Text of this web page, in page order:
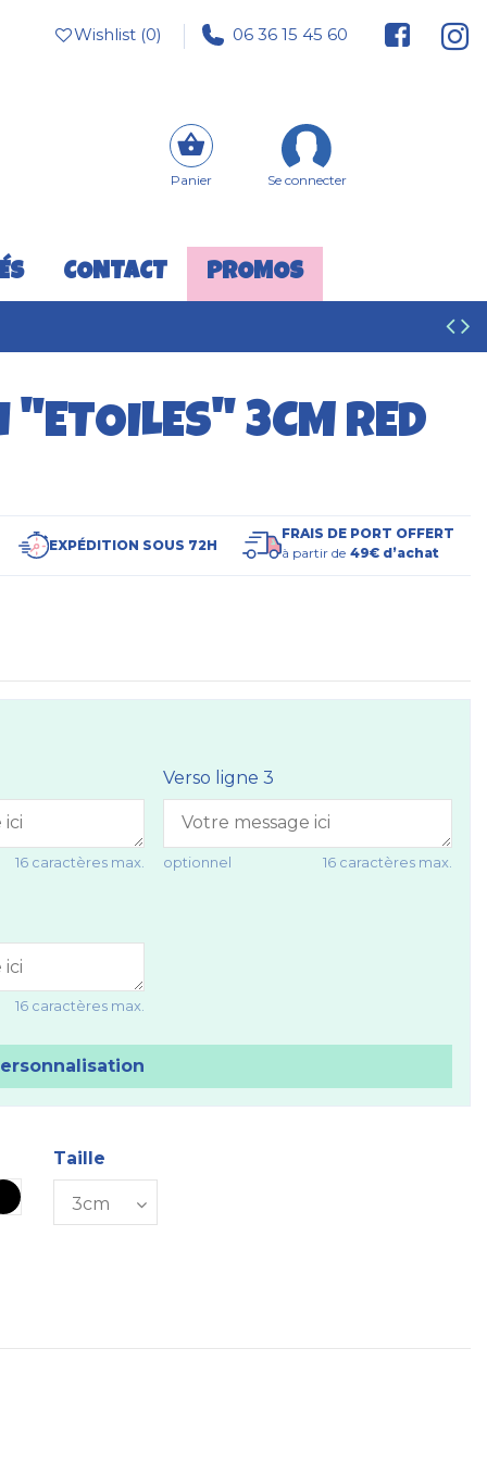
Wishlist (0) 06 36 15 45 60
Panier Se connecter
CONTACT PROMOS
"ETOILES" 3CM RED
EXPÉDITION SOUS 72H
FRAIS DE PORT OFFERT
à partir de 49€ d’achat
16 caractères max.
Verso ligne 3
optionnel 16 caractères max.
16 caractères max.
Noir
Taille